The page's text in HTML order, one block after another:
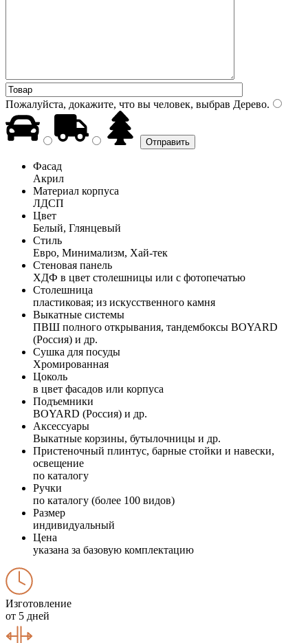
Пожалуйста, докажите, что вы человек, выбрав Дерево.
Фасад
Акрил
Материал корпуса
ЛДСП
Цвет
Белый, Глянцевый
Стиль
Евро, Минимализм, Хай-тек
Стеновая панель
ХДФ в цвет столешницы или с фотопечатью
Столешница
пластиковая; из искусственного камня
Выкатные системы
ПВШ полного открывания, тандембоксы BOYARD
(Россия) и др.
Сушка для посуды
Хромированная
Цоколь
в цвет фасадов или корпуса
Подъемники
BOYARD (Россия) и др.
Аксессуары
Выкатные корзины, бутылочницы и др.
Пристеночный плинтус, барные стойки и навески,
освещение
по каталогу
Ручки
по каталогу (более 100 видов)
Размер
индивидуальный
Цена
указана за базовую комплектацию
Изготовление
от 5 дней